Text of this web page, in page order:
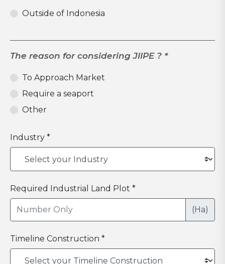
Outside of Indonesia
The reason for considering JIIPE ? *
To Approach Market
Require a seaport
Other
Industry *
Required Industrial Land Plot *
(Ha)
Timeline Construction *